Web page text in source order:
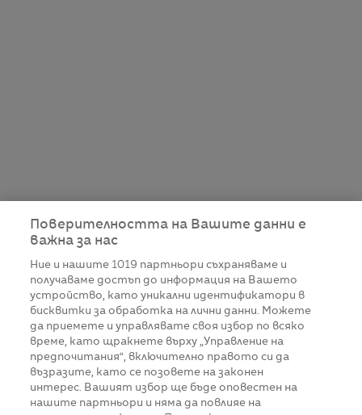
Поверителността на Вашите данни е
важна за нас
Ние и нашите 1019 партньори съхраняваме и
получаваме достъп до информация на Вашето
устройство, като уникални идентификатори в
бисквитки за обработка на лични данни. Можете
да приемете и управлявате своя избор по всяко
време, като щракнете върху „Управление на
предпочитания“, включително правото си да
възразите, като се позовете на законен
интерес. Вашият избор ще бъде оповестен на
нашите партньори и няма да повлияе на